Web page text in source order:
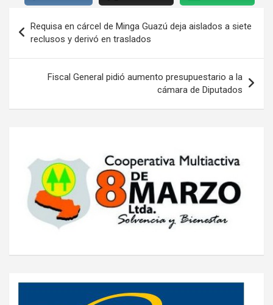
de
entradas
Requisa en cárcel de Minga Guazú deja aislados a siete
reclusos y derivó en traslados
Fiscal General pidió aumento presupuestario a la
cámara de Diputados